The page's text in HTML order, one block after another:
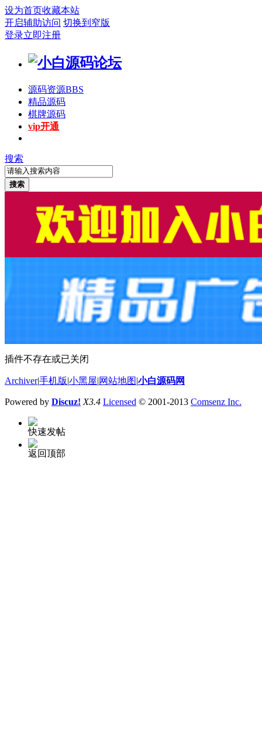
设为首页收藏本站
开启辅助访问 切换到窄版
登录立即注册
源码资源BBS
精品源码
棋牌源码
vip开通
搜索
搜索
插件不存在或已关闭
Archiver|手机版 小黑屋 网站地图 小白源码网
Powered by Discuz! X3.4 Licensed © 2001-2013 Comsenz Inc.
快速发帖
返回顶部